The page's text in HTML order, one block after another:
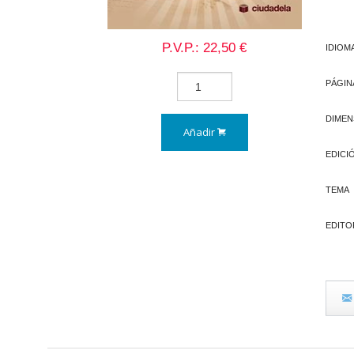
P.V.P.: 22,50 €
Añadir
TEMA